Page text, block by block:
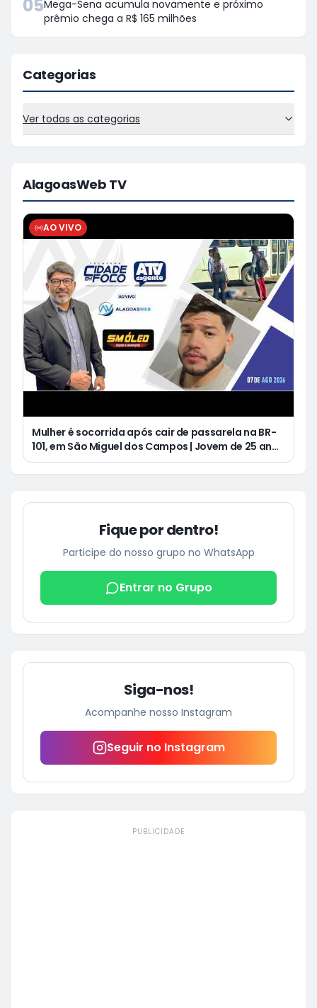
05Mega-Sena acumula novamente e próximo
prêmio chega a R$ 165 milhões
Categorias
Ver todas as categorias
AlagoasWeb TV
AO VIVO
Mulher é socorrida após cair de passarela na BR-
101, em São Miguel dos Campos | Jovem de 25 anos
morre após acidente de moto no Distrito
Fique por dentro!
Participe do nosso grupo no WhatsApp
Entrar no Grupo
Siga-nos!
Acompanhe nosso Instagram
Seguir no Instagram
PUBLICIDADE